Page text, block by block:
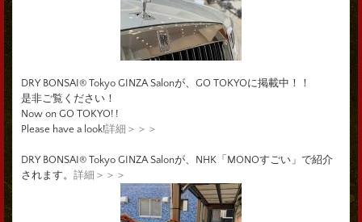
DRY BONSAI® Tokyo GINZA Salonが、GO TOKYOに掲載中！！
是非ご覧ください！
Now on GO TOKYO! !
Please have a look!詳細＞＞＞
DRY BONSAI® Tokyo GINZA Salonが、NHK「MONOすごい」で紹介
されます。 詳細＞＞＞